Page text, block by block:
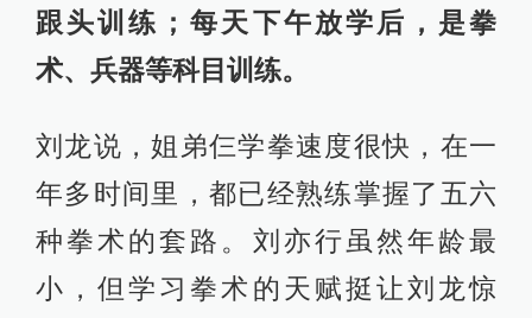
跟头训练；每天下午放学后，是拳
术、兵器等科目训练。
刘龙说，姐弟仨学拳速度很快，在一
年多时间里，都已经熟练掌握了五六
种拳术的套路。刘亦行虽然年龄最
小，但学习拳术的天赋挺让刘龙惊